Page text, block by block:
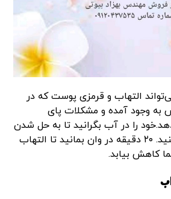
التهاب و قرمزی پوست که در
به وجود آمده و مشکلات پای
را در آب بگرانید تا به حل شدن
دانه‌های نمک کمک کنید. ۲۰ دقیقه در وان بمانید تا التهاب
کاهش بیابد.